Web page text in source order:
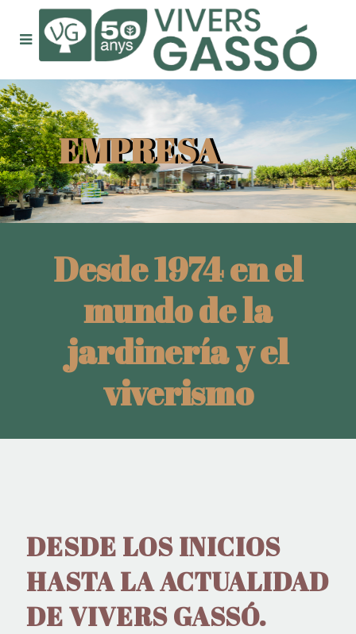
EMPRESA
Desde 1974 en el
mundo de la
jardinería y el
viverismo
DESDE LOS INICIOS
HASTA LA ACTUALIDAD
DE VIVERS GASSÓ.